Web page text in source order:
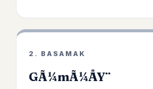
2. BASAMAK
GÃ¼mÃ¼ÅŸ